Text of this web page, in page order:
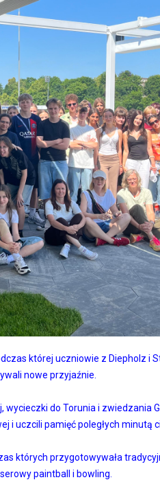
której uczniowie z Diepholz i
nowe przyjaźnie.
do Torunia i zwiedzania
i uczcili pamięć poległych minutą
których przygotowywała
paintball i bowling.